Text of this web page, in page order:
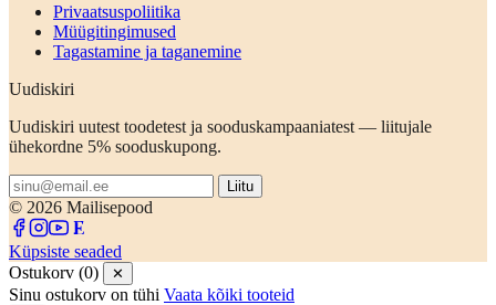
Privaatsuspoliitika
Müügitingimused
Tagastamine ja taganemine
Uudiskiri
Uudiskiri uutest toodetest ja sooduskampaaniatest — liitujale
ühekordne 5% sooduskupong.
Liitu
© 2026 Mailisepood
Küpsiste seaded
Ostukorv (0)
✕
Sinu ostukorv on tühi Vaata kõiki tooteid